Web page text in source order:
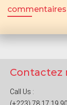
commentaires
Contactez
Call Us :